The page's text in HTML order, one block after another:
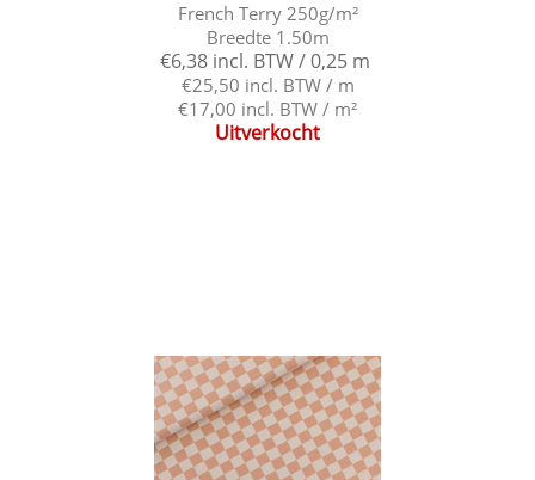
French Terry 250g/m²
Breedte 1.50m
€6,38 incl. BTW / 0,25 m
€25,50 incl. BTW / m
€17,00 incl. BTW / m²
Uitverkocht